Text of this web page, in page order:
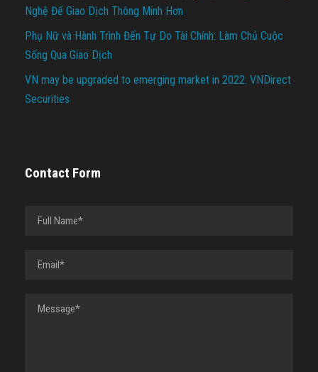
Nghệ Để Giao Dịch Thông Minh Hơn
Phụ Nữ và Hành Trình Đến Tự Do Tài Chính: Làm Chủ Cuộc
Sống Qua Giao Dịch
VN may be upgraded to emerging market in 2022: VNDirect
Securities
Contact Form